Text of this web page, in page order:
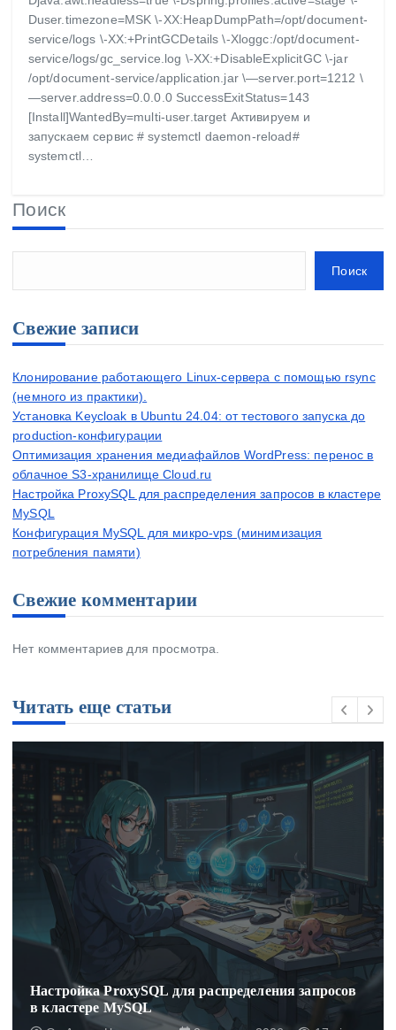
Duser.timezone=MSK \-XX:HeapDumpPath=/opt/document-
service/logs \-XX:+PrintGCDetails \-Xloggc:/opt/document-
service/logs/gc_service.log \-XX:+DisableExplicitGC \-jar
/opt/document-service/application.jar \—server.port=1212 \
—server.address=0.0.0.0 SuccessExitStatus=143
[Install]WantedBy=multi-user.target Активируем и
запускаем сервис # systemctl daemon-reload#
systemctl…
Поиск
Поиск
Свежие записи
Клонирование работающего Linux-сервера с помощью rsync
(немного из практики).
Установка Keycloak в Ubuntu 24.04: от тестового запуска до
production-конфигурации
Оптимизация хранения медиафайлов WordPress: перенос в
облачное S3-хранилище Cloud.ru
Настройка ProxySQL для распределения запросов в кластере
MySQL
Конфигурация MySQL для микро-vps (минимизация
потребления памяти)
Свежие комментарии
Нет комментариев для просмотра.
Читать еще статьи
Настройка ProxySQL для распределения запросов
в кластере MySQL